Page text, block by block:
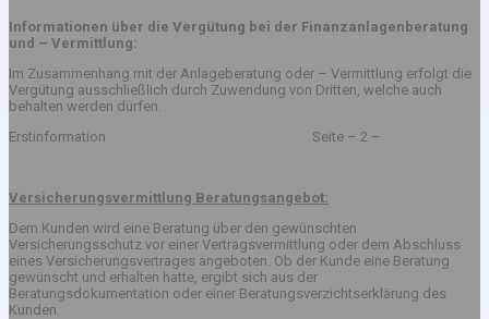
Informationen über die Vergütung bei der Finanzanlagenberatung
und – Vermittlung:
Im Zusammenhang mit der Anlageberatung oder – Vermittlung erfolgt die
Vergütung ausschließlich durch Zuwendung von Dritten, welche auch
behalten werden dürfen.
Erstinformation Seite – 2 –
Versicherungsvermittlung Beratungsangebot:
Dem Kunden wird eine Beratung über den gewünschten
Versicherungsschutz vor einer Vertragsvermittlung oder dem Abschluss
eines Versicherungsvertrages angeboten. Ob der Kunde eine Beratung
gewünscht und erhalten hatte, ergibt sich aus der
Beratungsdokumentation oder einer Beratungsverzichtserklärung des
Kunden.